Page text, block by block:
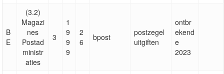
B
E
(3.2)
Magazi
nes
Postad
ministr
aties
3
1
9
9
9
2
6
bpost
postzegel
uitgiften
ontbr
ekend
e
2023